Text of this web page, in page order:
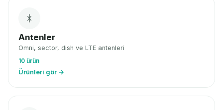
Antenler
Omni, sector, dish ve LTE antenleri
10 ürün
Ürünleri gör →